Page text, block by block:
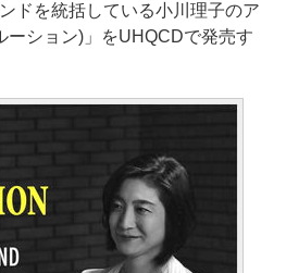
ドを統括している小川理子のア
ーション)」をUHQCDで発売す